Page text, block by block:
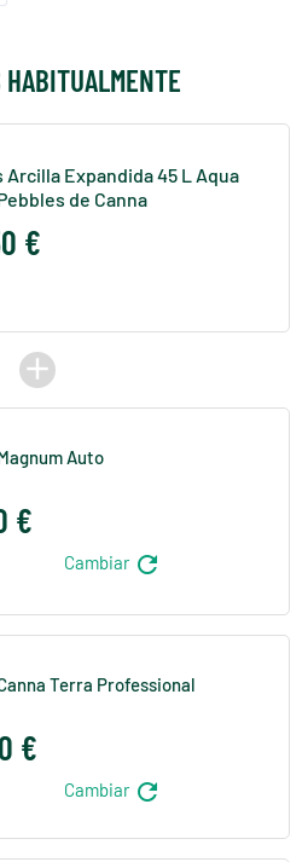
HABITUALMENTE
Arcilla Expandida 45 L Aqua
de Canna
€
add
Auto
€
Cambiar refresh
Terra Professional
€
Cambiar refresh